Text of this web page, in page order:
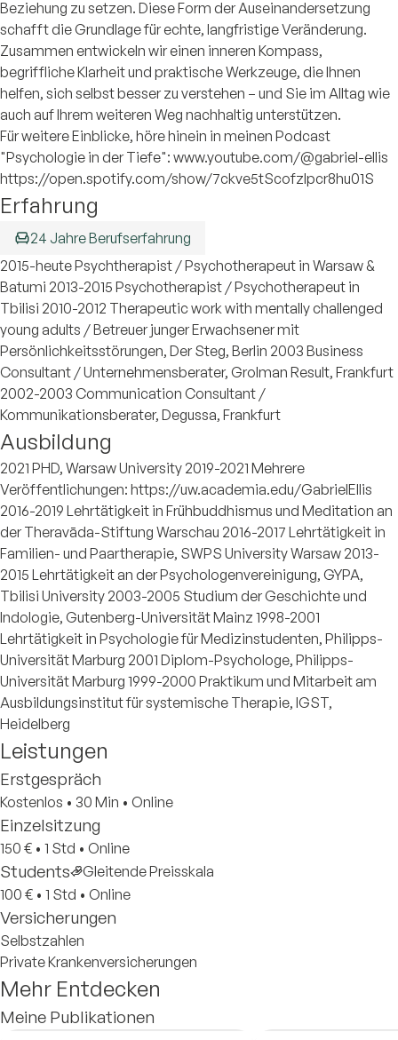
Beziehung zu setzen. Diese Form der Auseinandersetzung
schafft die Grundlage für echte, langfristige Veränderung.
Zusammen entwickeln wir einen inneren Kompass,
begriffliche Klarheit und praktische Werkzeuge, die Ihnen
helfen, sich selbst besser zu verstehen – und Sie im Alltag wie
auch auf Ihrem weiteren Weg nachhaltig unterstützen.
Für weitere Einblicke, höre hinein in meinen Podcast
"Psychologie in der Tiefe": www.youtube.com/@gabriel-ellis
https://open.spotify.com/show/7ckve5tScofzIpcr8hu01S
Erfahrung
24 Jahre Berufserfahrung
2015-heute Psychtherapist / Psychotherapeut in Warsaw &
Batumi 2013-2015 Psychotherapist / Psychotherapeut in
Tbilisi 2010-2012 Therapeutic work with mentally challenged
young adults / Betreuer junger Erwachsener mit
Persönlichkeitsstörungen, Der Steg, Berlin 2003 Business
Consultant / Unternehmensberater, Grolman Result, Frankfurt
2002-2003 Communication Consultant /
Kommunikationsberater, Degussa, Frankfurt
Ausbildung
2021 PHD, Warsaw University 2019-2021 Mehrere
Veröffentlichungen: https://uw.academia.edu/GabrielEllis
2016-2019 Lehrtätigkeit in Frühbuddhismus und Meditation an
der Theravāda-Stiftung Warschau 2016-2017 Lehrtätigkeit in
Familien- und Paartherapie, SWPS University Warsaw 2013-
2015 Lehrtätigkeit an der Psychologenvereinigung, GYPA,
Tbilisi University 2003-2005 Studium der Geschichte und
Indologie, Gutenberg-Universität Mainz 1998-2001
Lehrtätigkeit in Psychologie für Medizinstudenten, Philipps-
Universität Marburg 2001 Diplom-Psychologe, Philipps-
Universität Marburg 1999-2000 Praktikum und Mitarbeit am
Ausbildungsinstitut für systemische Therapie, IGST,
Heidelberg
Leistungen
Erstgespräch
Kostenlos • 30 Min • Online
Einzelsitzung
150 € • 1 Std • Online
Students
Gleitende Preisskala
100 € • 1 Std • Online
Versicherungen
Selbstzahlen
Private Krankenversicherungen
Mehr Entdecken
Meine Publikationen